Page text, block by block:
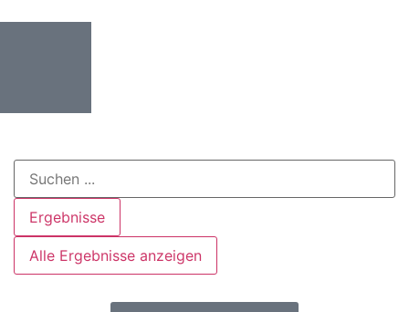
Ergebnisse
Alle Ergebnisse anzeigen